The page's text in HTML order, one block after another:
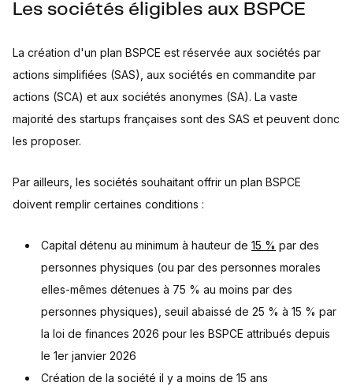
Les sociétés éligibles aux BSPCE
La création d'un plan BSPCE est réservée aux sociétés par
actions simplifiées (SAS), aux sociétés en commandite par
actions (SCA) et aux sociétés anonymes (SA). La vaste
majorité des startups françaises sont des SAS et peuvent donc
les proposer.
Par ailleurs, les sociétés souhaitant offrir un plan BSPCE
doivent remplir certaines conditions :
Capital détenu au minimum à hauteur de 15 % par des
personnes physiques (ou par des personnes morales
elles-mêmes détenues à 75 % au moins par des
personnes physiques), seuil abaissé de 25 % à 15 % par
la loi de finances 2026 pour les BSPCE attribués depuis
le 1er janvier 2026
Création de la société il y a moins de 15 ans